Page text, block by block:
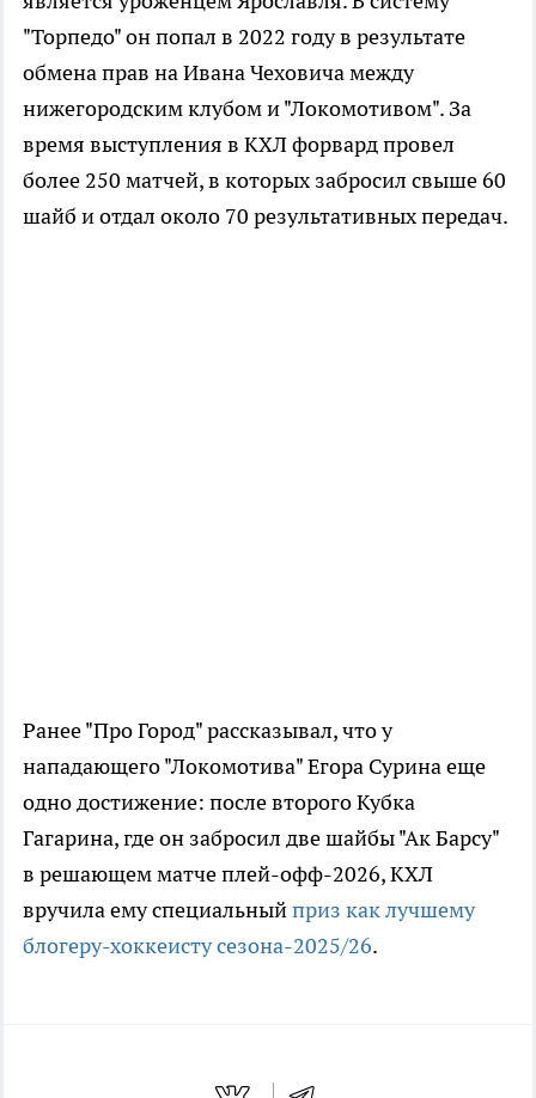
"Торпедо" он попал в 2022 году в результате
обмена прав на Ивана Чеховича между
нижегородским клубом и "Локомотивом". За
время выступления в КХЛ форвард провел
более 250 матчей, в которых забросил свыше 60
шайб и отдал около 70 результативных передач.
Ранее "Про Город" рассказывал, что у
нападающего "Локомотива" Егора Сурина еще
одно достижение: после второго Кубка
Гагарина, где он забросил две шайбы "Ак Барсу"
в решающем матче плей-офф-2026, КХЛ
вручила ему специальныйприз как лучшему
блогеру-хоккеисту сезона-2025/26.